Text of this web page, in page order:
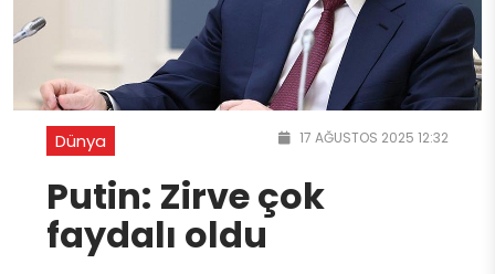
Dünya 17 AĞUSTOS 2025 12:32
Putin: Zirve çok
faydalı oldu